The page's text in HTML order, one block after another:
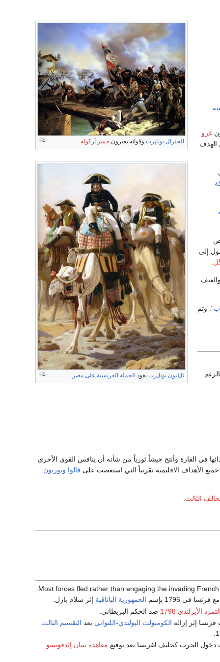
الجنرال بوناپرت وقواته يعبرون جسر أركوله
ناپليون بوناپرت يقود الحملة الفرنسية على مصر
غزو
الهدف
إلى
". وتم
في القارة وأنتج جيشاً ثورياً من شأنه أن ينافس القوى الأخرى
الأهداف الاقليمية تقريباً التي استعصت على ڤالوا وبوربون
الثالث
في 1795 بإسم
الجمهورية الباتاڤية إثر سلام بازل.
التمرد الأيرلندي 1798
ضد الحكم البريطاني.
إثر إزالة الكومنولث الپولندي-اللتواني بعد التقسيم الثالث
دخول الحرب كحليف لفرنسا بعد توقيع معاهدة سان إلدفونسو